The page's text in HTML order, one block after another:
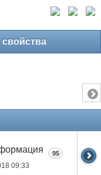
свойства
09:33
95